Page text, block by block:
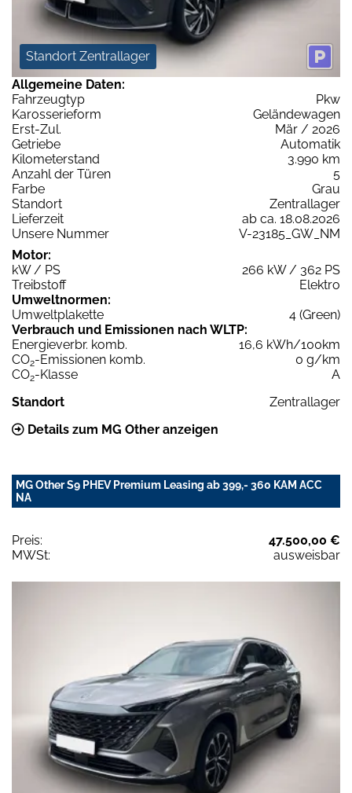
Standort Zentrallager
Allgemeine Daten:
Fahrzeugtyp
Pkw
Karosserieform
Geländewagen
Erst-Zul.
Mär / 2026
Getriebe
Automatik
Kilometerstand
3.990 km
Anzahl der Türen
5
Farbe
Grau
Standort
Zentrallager
Lieferzeit
ab ca. 18.08.2026
Unsere Nummer
V-23185_GW_NM
Motor:
kW / PS
266 kW / 362 PS
Treibstoff
Elektro
Umweltnormen:
Umweltplakette
4 (Green)
Verbrauch und Emissionen nach WLTP:
Energieverbr. komb.
16,6 kWh/100km
CO2-Emissionen komb.
0 g/km
CO2-Klasse
A
Standort
Zentrallager
Details zum MG Other anzeigen
MG Other S9 PHEV Premium Leasing ab 399,- 360 KAM ACC
NA
Preis:
47.500,00 €
MWSt:
ausweisbar